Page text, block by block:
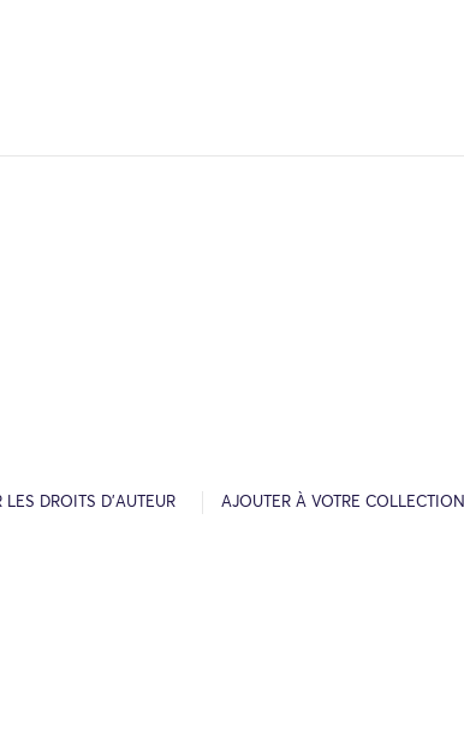
DROITS D’AUTEUR AJOUTER À VOTRE COLLECTION